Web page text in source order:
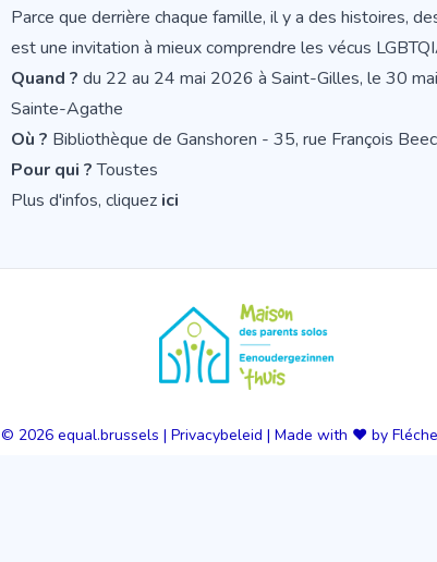
Parce que derrière chaque famille, il y a des histoires,
est une invitation à mieux comprendre les vécus
Quand ? du 22 au 24 mai 2026 à Saint-Gilles, le 30
Sainte-Agathe
Où ? Bibliothèque de Ganshoren - 35, rue François
Pour qui ?Toustes
Plus d'infos, cliquez ici
© 2026 equal.brussels | Privacybeleid | Made with ❤️ by